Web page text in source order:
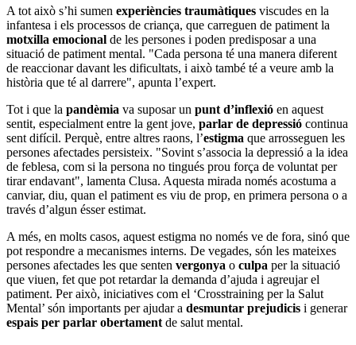
A tot això s’hi sumen experiències traumàtiques viscudes en la
infantesa i els processos de criança, que carreguen de patiment la
motxilla emocional de les persones i poden predisposar a una
situació de patiment mental. "Cada persona té una manera diferent
de reaccionar davant les dificultats, i això també té a veure amb la
història que té al darrere", apunta l’expert.
Tot i que la pandèmia va suposar un punt d’inflexió en aquest
sentit, especialment entre la gent jove, parlar de depressió continua
sent difícil. Perquè, entre altres raons, l’estigma que arrosseguen les
persones afectades persisteix. "Sovint s’associa la depressió a la idea
de feblesa, com si la persona no tingués prou força de voluntat per
tirar endavant", lamenta Clusa. Aquesta mirada només acostuma a
canviar, diu, quan el patiment es viu de prop, en primera persona o a
través d’algun ésser estimat.
A més, en molts casos, aquest estigma no només ve de fora, sinó que
pot respondre a mecanismes interns. De vegades, són les mateixes
persones afectades les que senten vergonya o culpa per la situació
que viuen, fet que pot retardar la demanda d’ajuda i agreujar el
patiment. Per això, iniciatives com el ‘Crosstraining per la Salut
Mental’ són importants per ajudar a desmuntar prejudicis i generar
espais per parlar obertamentde salut mental.